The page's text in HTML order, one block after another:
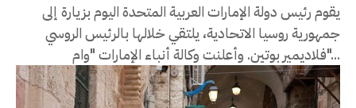
يقوم رئيس دولة الإمارات العربية المتحدة اليوم بزيارة إلى
جمهورية روسيا الاتحادية، يلتقي خلالها بالرئيس الروسي
فلاديمير بوتين. وأعلنت وكالة أنباء الإمارات "وام"...